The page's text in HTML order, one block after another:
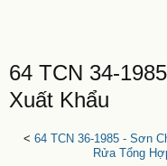
64 TCN 34-
Xuất Khẩu
< 64 TCN 36-1985 - Sơn
Rửa Tổng